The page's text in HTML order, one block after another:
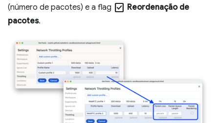
(número de pacotes) e a flag check_box Reordenação de
pacotes.